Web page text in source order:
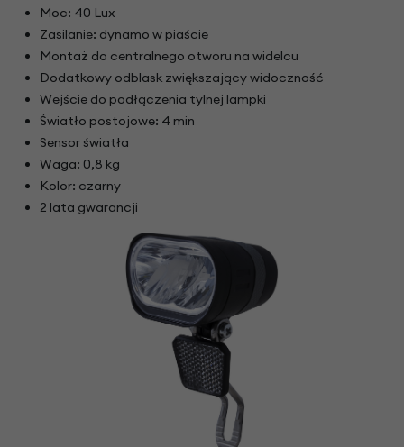
Moc: 40 Lux
Zasilanie: dynamo w piaście
Montaż do centralnego otworu na widelcu
Dodatkowy odblask zwiększający widoczność
Wejście do podłączenia tylnej lampki
Światło postojowe: 4 min
Sensor światła
Waga: 0,8 kg
Kolor: czarny
2 lata gwarancji